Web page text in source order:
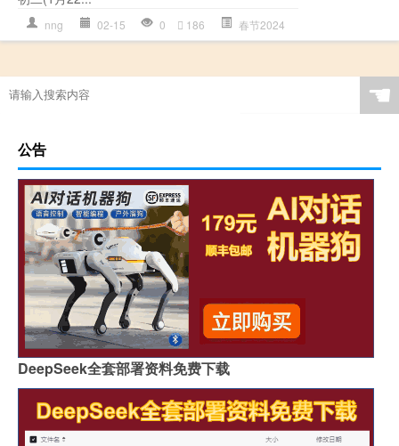
nng 02-15 0 186 春节2024
☚
公告
DeepSeek全套部署资料免费下载